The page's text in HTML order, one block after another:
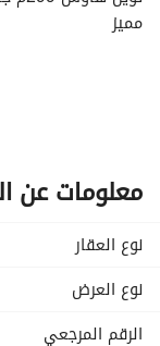
مميز
السعر الإجمالي/ 10000000
خصم مميز للكاش
جاهزة
موقع مدينه الشروق patio 5 east
معلومات عن
نوع العقار
نوع العرض
الرقم المرجعي